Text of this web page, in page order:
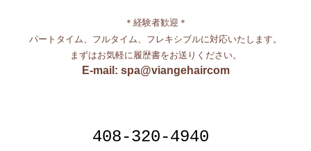
＊経験者歓迎＊
パートタイム、フルタイム、フレキシブルに対応いたします。
まずはお気軽に履歴書をお送りください。
E-mail: spa@viangehaircom
408-320-4940